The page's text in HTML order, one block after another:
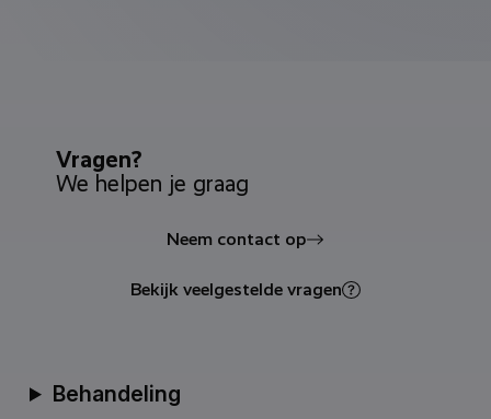
Vragen?
We helpen je graag
Neem contact op
Bekijk veelgestelde vragen
Behandeling